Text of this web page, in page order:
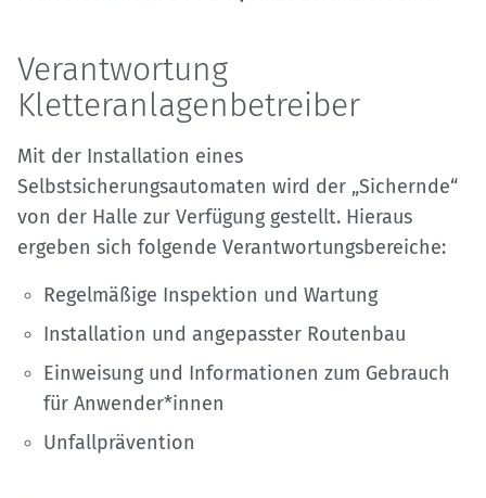
Verantwortung
Kletteranlagenbetreiber
Mit der Installation eines
Selbstsicherungsautomaten wird der „Sichernde“
von der Halle zur Verfügung gestellt. Hieraus
ergeben sich folgende Verantwortungsbereiche:
Regelmäßige Inspektion und Wartung
Installation und angepasster Routenbau
Einweisung und Informationen zum Gebrauch
für Anwender*innen
Unfallprävention